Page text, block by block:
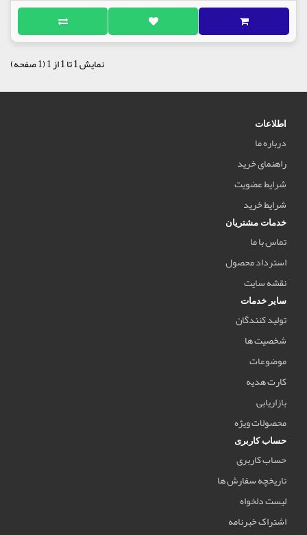
نمایش 1 تا 1 از 1 (1 صفحه)
اطلاعات
درباره ما
راهنمای خرید
شرایط عضویت
شرایط خرید
خدمات مشتریان
تماس با ما
استرداد محصول
نقشه سایت
سایر خدمات
تولید کنندگان
شخصیت ها
موضوعات
کارت هدیه
بازاریابی
محصولات ویژه
حساب کاربری
حساب کاربری
تاریخچه سفارش ها
لیست دلخواه
اشتراک خبرنامه